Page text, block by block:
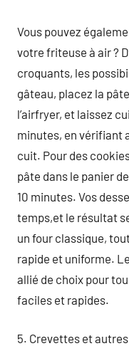
Vous pouvez
votre friteuse à air ?
croquants, les
gâteau, placez la
l’airfryer, et laissez
minutes, en vérifiant
cuit. Pour des
pâte dans le panier
10 minutes. Vos
temps,et le résultat
un four classique,
rapide et uniforme.
allié de choix pour
faciles et rapides.
5. Crevettes et